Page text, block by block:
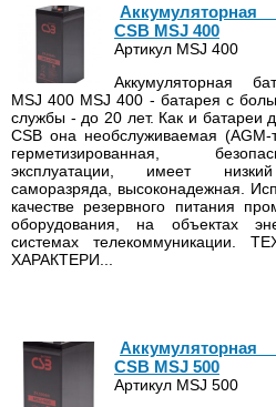
CSB MSJ 400
Артикул MSJ 400
Аккумуляторная
MSJ 400 MSJ 400 - батарея с
службы - до 20 лет. Как и батареи
CSB она необслуживаемая (AGM-
герметизированная,
эксплуатации, имеет
саморазряда, высоконадежная.
качестве резервного питания
оборудования, на объектах
системах телекоммуникации.
ХАРАКТЕРИ...
CSB MSJ 500
Артикул MSJ 500